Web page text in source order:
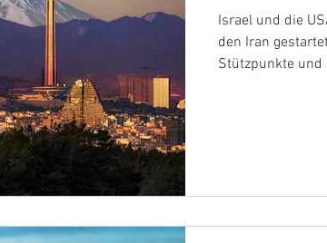
Israel und die
den Iran
Stützpunkte und